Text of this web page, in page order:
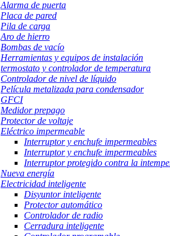
Alarma de puerta
Placa de pared
Pila de carga
Aro de hierro
Bombas de vacío
Herramientas y equipos de instalación
termostato y controlador de temperatura
Controlador de nivel de líquido
Película metalizada para condensador
GFCI
Medidor prepago
Protector de voltaje
Eléctrico impermeable
Interruptor y enchufe impermeables
Interruptor y enchufe impermeables
Interruptor protegido contra la
Nueva energía
Electricidad inteligente
Disyuntor inteligente
Protector automático
Controlador de radio
Cerradura inteligente